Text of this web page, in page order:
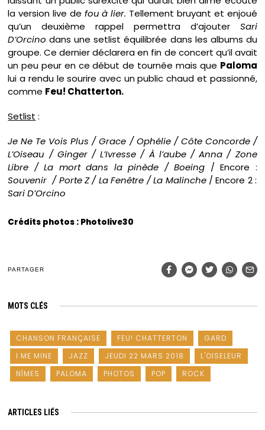
la version live de fou à lier. Tellement bruyant et enjoué
qu’un deuxième rappel permettra d’ajouter Sari
D’Orcino dans une setlist équilibrée dans les albums du
groupe. Ce dernier déclarera en fin de concert qu’il avait
un peu peur en ce début de tournée mais que Paloma
lui a rendu le sourire avec un public chaud et passionné,
comme Feu! Chatterton.
Setlist :
Je Ne Te Vois Plus / Grace / Ophélie / Côte Concorde /
L’Oiseau / Ginger / L’Ivresse / À l’aube / Anna / Zone
Libre / La mort dans la pinède / Boeing / Encore :
Souvenir / Porte Z / La Fenêtre / La Malinche/ Encore 2 :
Sari D’Orcino
Crédits photos : Photolive30
PARTAGER
MOTS CLÉS
CHANSON FRANÇAISE FEU! CHATTERTON
GARD
I ME MINE
JAZZ JEUDI 22 MARS 2018
L'OISELEUR
NÎMES
PALOMA PHOTOS POP ROCK
ARTICLES LIÉS